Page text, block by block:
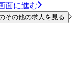
面に進む
その他の求人を見る